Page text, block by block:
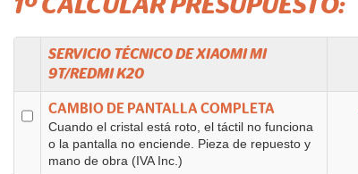
1º CALCULAR PRESUPUESTO:
SERVICIO TÉCNICO DEXIAOMIMI
9T/REDMI K20
CAMBIO DE PANTALLA COMPLETA
Cuando el cristal está roto, el táctil no funciona
o la pantalla no enciende. Pieza de repuesto y
mano de obra (IVA Inc.)